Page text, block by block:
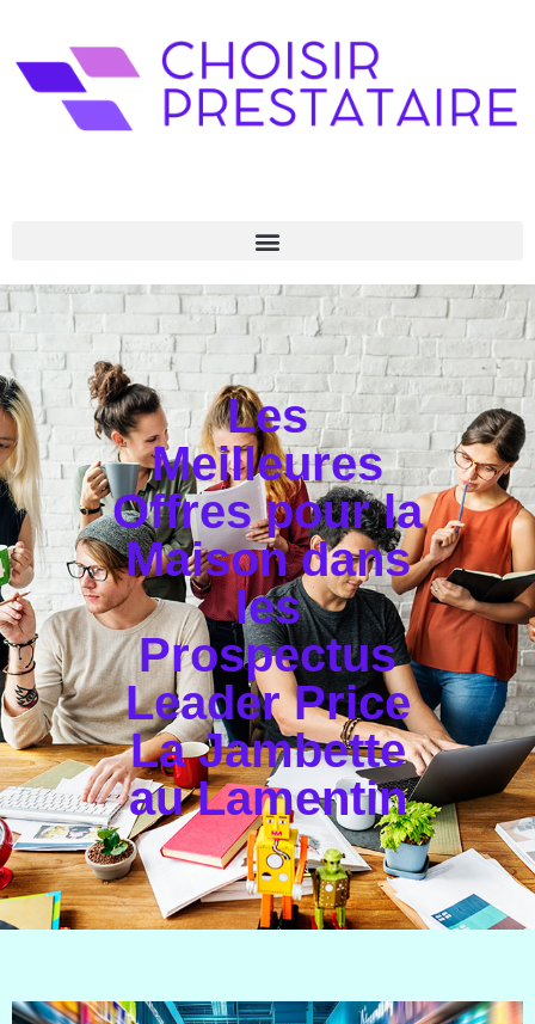
Les
Meilleures
Offres pour la
Maison dans
les
Prospectus
Leader Price
La Jambette
au Lamentin